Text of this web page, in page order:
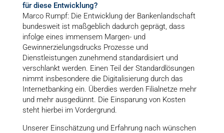
für diese Entwicklung?
Marco Rumpf: Die Entwicklung der Bankenlandschaft
bundesweit ist maßgeblich dadurch geprägt, dass
infolge eines im­mensem Margen- und
Gewinnerzielungsdrucks Prozesse und
Dienstleistungen zunehmend standardisiert und
verschlankt werden. Einen Teil der Standardlösungen
nimmt insbesondere die Digitalisierung durch das
Internetbanking ein. Überdies werden Filialnetze mehr
und mehr ausgedünnt. Die Ein­spa­rung von Kosten
steht hierbei im Vordergrund.
Unserer Einschätzung und Erfahrung nach wünschen